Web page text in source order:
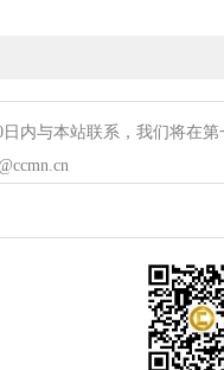
，叠加贸易商高位出
价，随行就市让利
内与本站联系，我们将在